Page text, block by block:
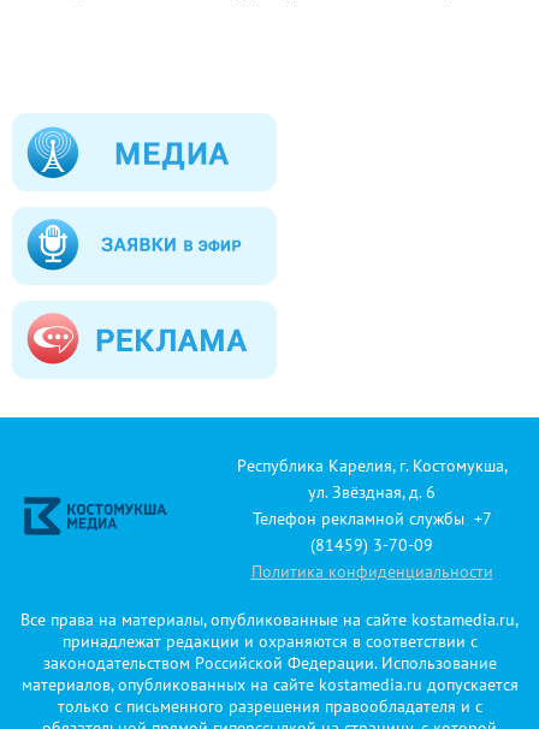
Республика Карелия, г. Костомукша,
ул. Звёздная, д. 6
Телефон рекламной службы +7
(81459) 3-70-09
Политика конфиденциальности
Все права на материалы, опубликованные на сайте kostamedia.ru,
принадлежат редакции и охраняются в соответствии с
законодательством Российской Федерации. Использование
материалов, опубликованных на сайте kostamedia.ru допускается
только с письменного разрешения правообладателя и с